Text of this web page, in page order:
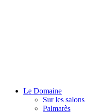
Le Domaine
Sur les salons
Palmarès